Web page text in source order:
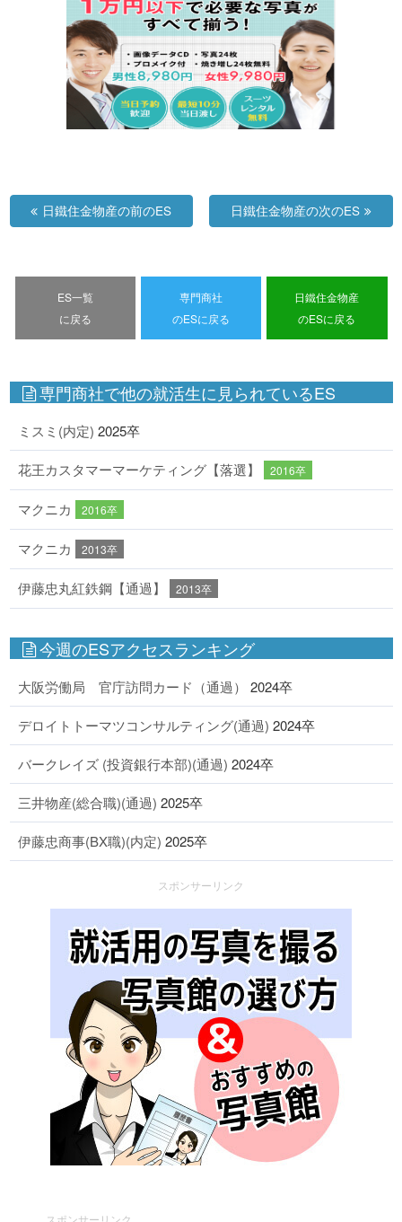
日鐵住金物産の前のES 日鐵住金物産の次のES
ES一覧
に戻る
専門商社
のESに戻る
日鐵住金物産
のESに戻る
専門商社で他の就活生に見られているES
ミスミ(内定) 2025卒
花王カスタマーマーケティング【落選】 2016卒
マクニカ 2016卒
マクニカ 2013卒
伊藤忠丸紅鉄鋼【通過】 2013卒
今週のESアクセスランキング
大阪労働局 官庁訪問カード（通過） 2024卒
デロイトトーマツコンサルティング(通過) 2024卒
バークレイズ (投資銀行本部)(通過) 2024卒
三井物産(総合職)(通過) 2025卒
伊藤忠商事(BX職)(内定) 2025卒
スポンサーリンク
スポンサーリンク